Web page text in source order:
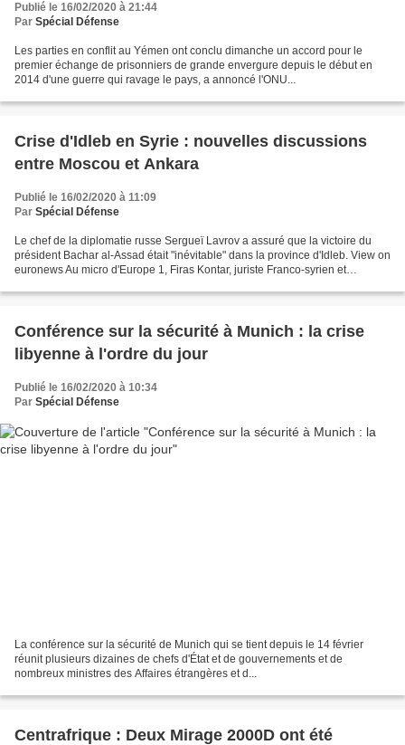
Publié le 16/02/2020 à 21:44
Par Spécial Défense
Les parties en conflit au Yémen ont conclu dimanche un accord pour le
premier échange de prisonniers de grande envergure depuis le début en
2014 d'une guerre qui ravage le pays, a annoncé l'ONU...
Crise d'Idleb en Syrie : nouvelles discussions
entre Moscou et Ankara
Publié le 16/02/2020 à 11:09
Par Spécial Défense
Le chef de la diplomatie russe Sergueï Lavrov a assuré que la victoire du
président Bachar al-Assad était "inévitable" dans la province d'Idleb. View on
euronews Au micro d'Europe 1, Firas Kontar, juriste Franco-syrien et
Conférence sur la sécurité à Munich : la crise
libyenne à l'ordre du jour
Publié le 16/02/2020 à 10:34
Par Spécial Défense
La conférence sur la sécurité de Munich qui se tient depuis le 14 février
réunit plusieurs dizaines de chefs d'État et de gouvernements et de
nombreux ministres des Affaires étrangères et d...
Centrafrique : Deux Mirage 2000D ont été